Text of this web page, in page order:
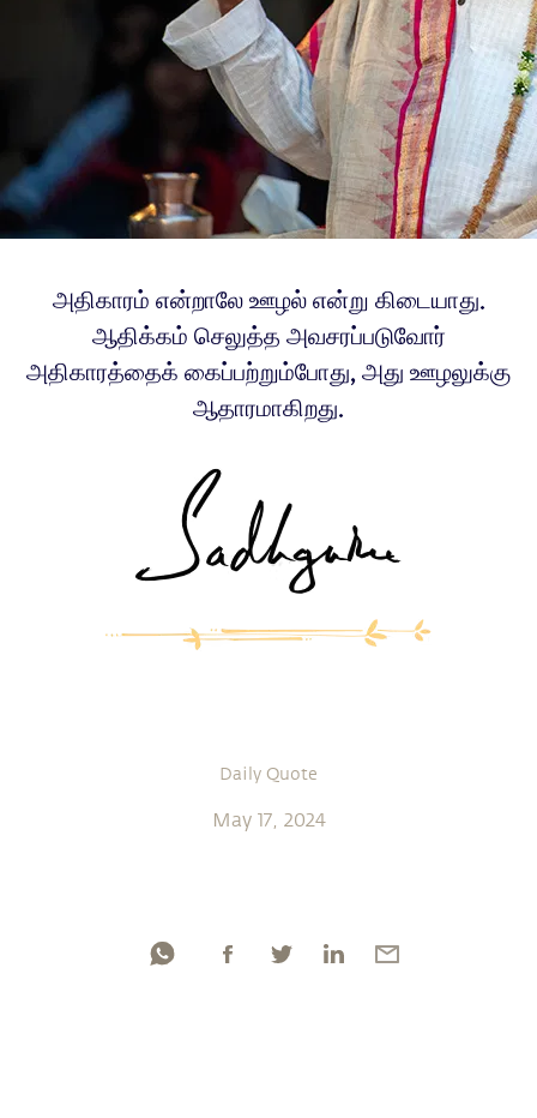
அதிகாரம் என்றாலே ஊழல் என்று கிடையாது.
ஆதிக்கம் செலுத்த அவசரப்படுவோர்
அதிகாரத்தைக் கைப்பற்றும்போது, அது ஊழலுக்கு
ஆதாரமாகிறது.
Daily Quote
May 17, 2024